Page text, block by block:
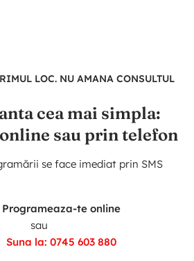
LOC. NU AMANA CONSULTUL
cea mai simpla:
sau prin telefon
se face imediat prin SMS
Programeaza-te online
sau
Suna la: 0745 603 880